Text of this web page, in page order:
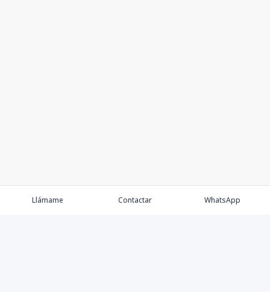
Llámame Contactar WhatsApp